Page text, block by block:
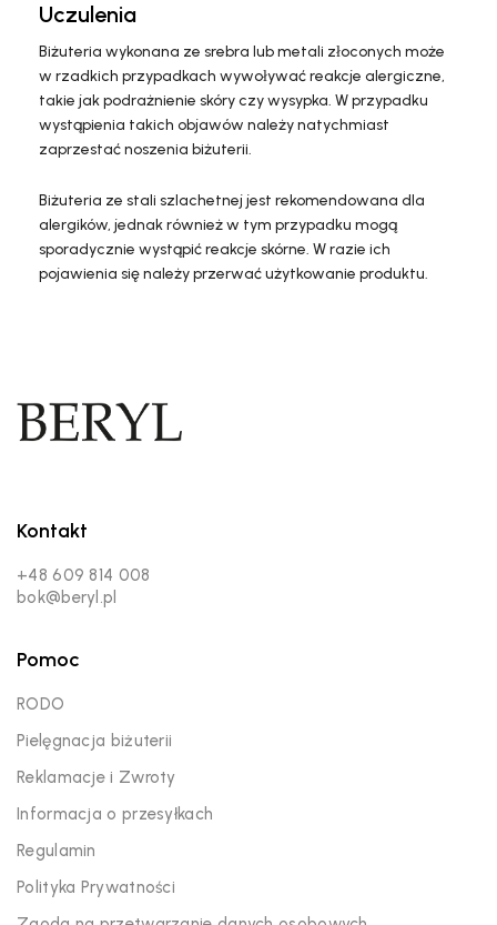
Uczulenia
Biżuteria wykonana ze srebra lub metali złoconych może
w rzadkich przypadkach wywoływać reakcje alergiczne,
takie jak podrażnienie skóry czy wysypka. W przypadku
wystąpienia takich objawów należy natychmiast
zaprzestać noszenia biżuterii.
Biżuteria ze stali szlachetnej jest rekomendowana dla
alergików, jednak również w tym przypadku mogą
sporadycznie wystąpić reakcje skórne. W razie ich
pojawienia się należy przerwać użytkowanie produktu.
Kontakt
+48 609 814 008
bok@beryl.pl
Pomoc
RODO
Pielęgnacja biżuterii
Reklamacje i Zwroty
Informacja o przesyłkach
Regulamin
Polityka Prywatności